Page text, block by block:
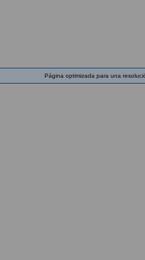
Página optimizada para una